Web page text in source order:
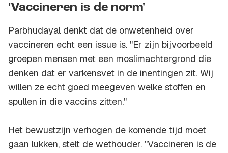
'Vaccineren is de norm'
Parbhudayal denkt dat de onwetenheid over
vaccineren echt een issue is. "Er zijn bijvoorbeeld
groepen mensen met een moslimachtergrond die
denken dat er varkensvet in de inentingen zit. Wij
willen ze echt goed meegeven welke stoffen en
spullen in die vaccins zitten."
Het bewustzijn verhogen de komende tijd moet
gaan lukken, stelt de wethouder. "Vaccineren is de